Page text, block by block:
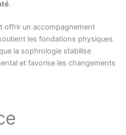
.
offrir un accompagnement
les fondations physiques
la sophrologie stabilise
et favorise les changements